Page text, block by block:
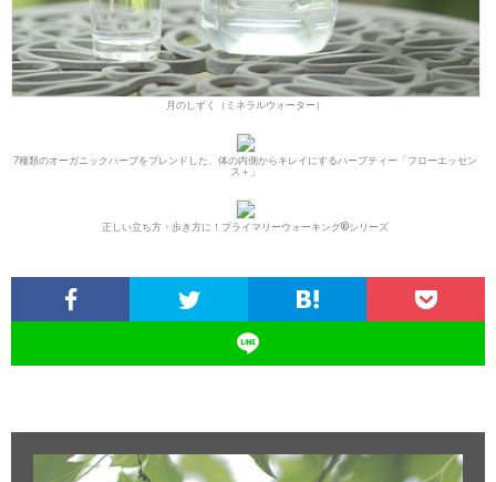
月のしずく（ミネラルウォーター）
7種類のオーガニックハーブをブレンドした、体の内側からキレイにするハーブティー「フローエッセン
ス＋」
正しい立ち方・歩き方に！プライマリーウォーキング®シリーズ